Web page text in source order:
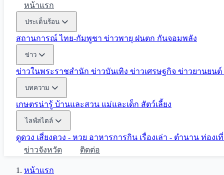
หน้าแรก
ประเด็นร้อน
สถานการณ์ ไทย-กัมพูชา ข่าวพายุ ฝนตก กันจอมพลัง
ข่าว
ข่าวในพระราชสำนัก ข่าวบันเทิง ข่าวเศรษฐกิจ ข่าวยานยนต์
บทความ
เกษตรน่ารู้ บ้านและสวน แม่และเด็ก สัตว์เลี้ยง
ไลฟ์สไตล์
ดูดวง เสี่ยงดวง - หวย อาหารการกิน เรื่องเล่า - ตำนาน ท่องเ
ข่าวจังหวัด
ติดต่อ
หน้าแรก